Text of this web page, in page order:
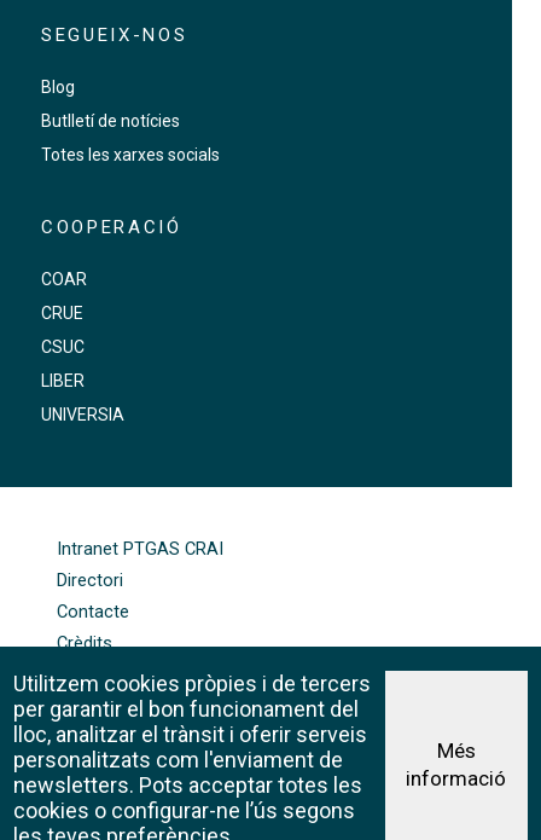
SEGUEIX-NOS
Blog
Butlletí de notícies
Totes les xarxes socials
COOPERACIÓ
COAR
CRUE
CSUC
LIBER
UNIVERSIA
Intranet PTGAS CRAI
Directori
Contacte
Crèdits
Mapa web
Política de galetes
Avís legal
©CRAI Universitat de Barcelona
Creative Commons 4.0
Utilitzem cookies pròpies i de tercers
per garantir el bon funcionament del
lloc, analitzar el trànsit i oferir serveis
personalitzats com l'enviament de
newsletters. Pots acceptar totes les
cookies o configurar-ne l’ús segons
Més
informació